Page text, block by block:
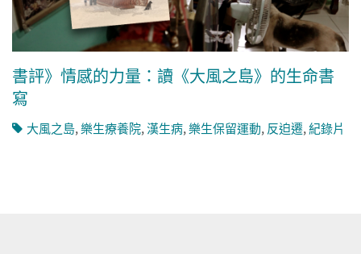
書評》情感的力量：讀《大風之島》的生命書
寫
大風之島,樂生療養院,漢生病,樂生保留運動,反迫遷,紀錄片